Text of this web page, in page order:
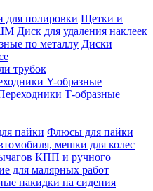
полировки Щетки и
Диск для удаления наклеек
по металлу Диски
трубок
Y-образные
Т-образные
пайки Флюсы для пайки
мешки для колес
КПП и ручного
для малярных работ
накидки на сидения